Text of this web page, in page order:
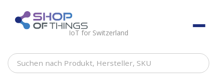
content ShopOfThings
IoT for Switzerland
Suchen